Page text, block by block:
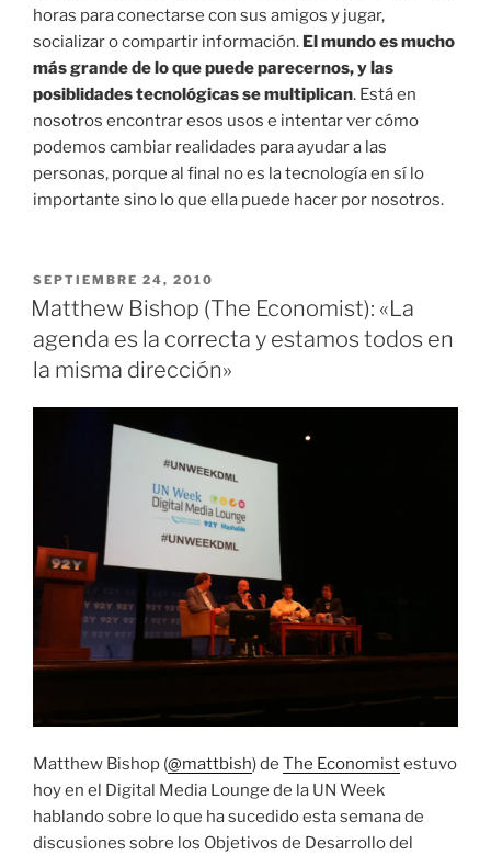
horas para conectarse con sus amigos y jugar,
socializar o compartir información. El mundo es mucho
más grande de lo que puede parecernos, y las
posiblidades tecnológicas se multiplican. Está en
nosotros encontrar esos usos e intentar ver cómo
podemos cambiar realidades para ayudar a las
personas, porque al final no es la tecnología en sí lo
importante sino lo que ella puede hacer por nosotros.
PUBLICADO
EL
SEPTIEMBRE 24, 2010
Matthew Bishop (The Economist): «La
agenda es la correcta y estamos todos en
la misma dirección»
Matthew Bishop (@mattbish) de The Economistestuvo
hoy en el Digital Media Lounge de la UN Week
hablando sobre lo que ha sucedido esta semana de
discusiones sobre los Objetivos de Desarrollo del